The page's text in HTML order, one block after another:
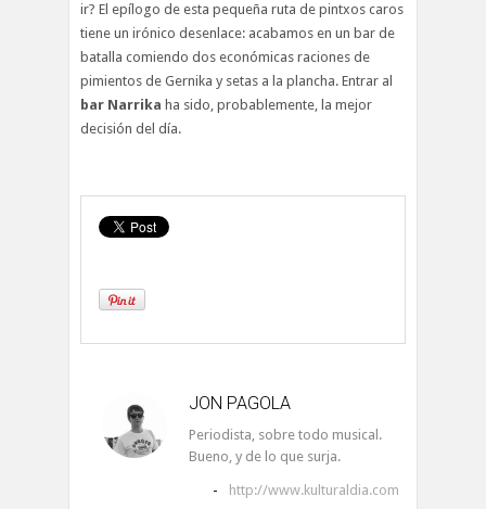
ir? El epílogo de esta pequeña ruta de pintxos caros
tiene un irónico desenlace: acabamos en un bar de
batalla comiendo dos económicas raciones de
pimientos de Gernika y setas a la plancha. Entrar al
bar Narrika ha sido, probablemente, la mejor
decisión del día.
JON PAGOLA
Periodista, sobre todo musical.
Bueno, y de lo que surja.
- http://www.kulturaldia.com